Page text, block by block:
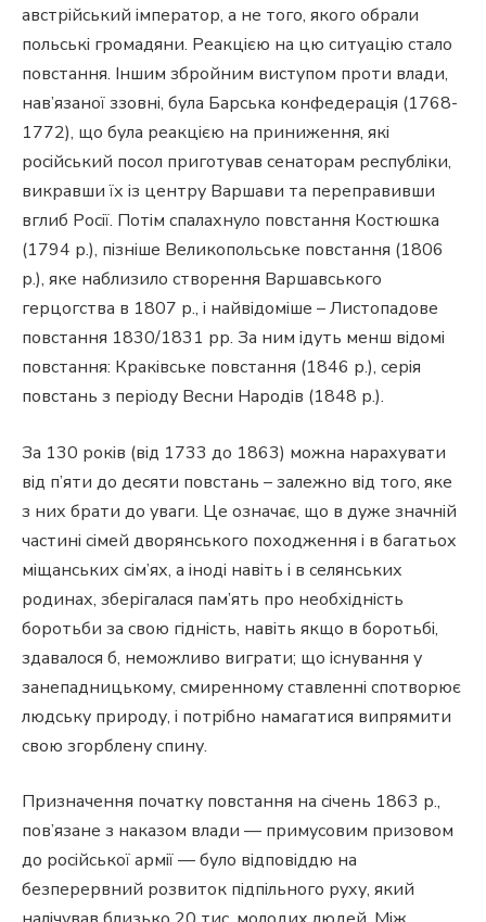
австрійський імператор, а не того, якого обрали
польські громадяни. Реакцією на цю ситуацію стало
повстання. Іншим збройним виступом проти влади,
нав’язаної ззовні, була Барська конфедерація (1768-
1772), що була реакцією на приниження, які
російський посол приготував сенаторам республіки,
викравши їх із центру Варшави та переправивши
вглиб Росії. Потім спалахнуло повстання Костюшка
(1794 р.), пізніше Великопольське повстання (1806
р.), яке наблизило створення Варшавського
герцогства в 1807 р., і найвідоміше – Листопадове
повстання 1830/1831 рр. За ним ідуть менш відомі
повстання: Краківське повстання (1846 р.), серія
повстань з періоду Весни Народів (1848 р.).
За 130 років (від 1733 до 1863) можна нарахувати
від п’яти до десяти повстань – залежно від того, яке
з них брати до уваги. Це означає, що в дуже значній
частині сімей дворянського походження і в багатьох
міщанських сім’ях, а іноді навіть і в селянських
родинах, зберігалася пам’ять про необхідність
боротьби за свою гідність, навіть якщо в боротьбі,
здавалося б, неможливо виграти; що існування у
занепадницькому, смиренному ставленні спотворює
людську природу, і потрібно намагатися випрямити
свою згорблену спину.
Призначення початку повстання на січень 1863 р.,
пов’язане з наказом влади — примусовим призовом
до російської армії — було відповіддю на
безперервний розвиток підпільного руху, який